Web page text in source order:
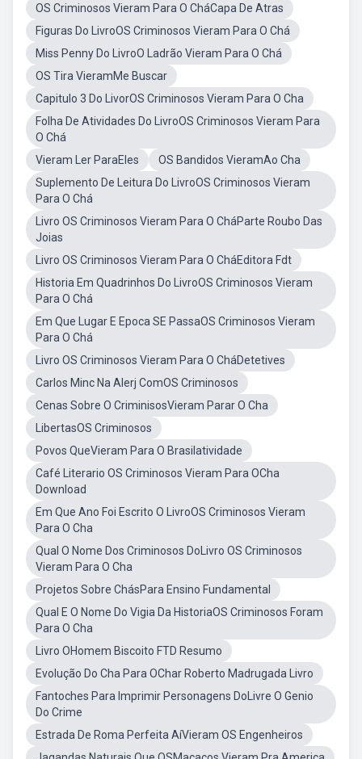
OS Criminosos Vieram Para O CháCapa De Atras
Figuras Do LivroOS Criminosos Vieram Para O Chá
Miss Penny Do LivroO Ladrão Vieram Para O Chá
OS Tira VieramMe Buscar
Capitulo 3 Do LivorOS Criminosos Vieram Para O Cha
Folha De Atividades Do LivroOS Criminosos Vieram Para
O Chá
Vieram Ler ParaEles
OS Bandidos VieramAo Cha
Suplemento De Leitura Do LivroOS Criminosos Vieram
Para O Chá
Livro OS Criminosos Vieram Para O CháParte Roubo Das
Joias
Livro OS Criminosos Vieram Para O CháEditora Fdt
Historia Em Quadrinhos Do LivroOS Criminosos Vieram
Para O Chá
Em Que Lugar E Epoca SE PassaOS Criminosos Vieram
Para O Chá
Livro OS Criminosos Vieram Para O CháDetetives
Carlos Minc Na Alerj ComOS Criminosos
Cenas Sobre O CriminisosVieram Parar O Cha
LibertasOS Criminosos
Povos QueVieram Para O Brasilatividade
Café Literario OS Criminosos Vieram Para OCha
Download
Em Que Ano Foi Escrito O LivroOS Criminosos Vieram
Para O Cha
Qual O Nome Dos Criminosos DoLivro OS Criminosos
Vieram Para O Cha
Projetos Sobre ChásPara Ensino Fundamental
Qual E O Nome Do Vigia Da HistoriaOS Criminosos Foram
Para O Cha
Livro OHomem Biscoito FTD Resumo
Evolução Do Cha Para OChar Roberto Madrugada Livro
Fantoches Para Imprimir Personagens DoLivre O Genio
Do Crime
Estrada De Roma Perfeita AíVieram OS Engenheiros